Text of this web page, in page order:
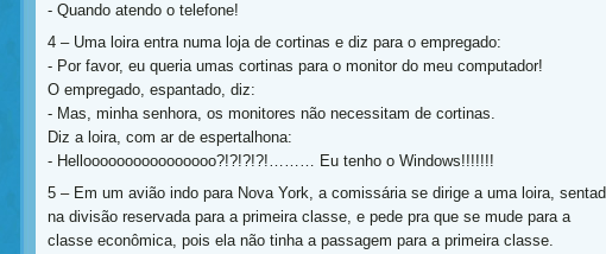
- Quando atendo o telefone!
4 – Uma loira entra numa loja de cortinas e diz para o empregado:
- Por favor, eu queria umas cortinas para o monitor do meu computador!
O empregado, espantado, diz:
- Mas, minha senhora, os monitores não necessitam de cortinas.
Diz a loira, com ar de espertalhona:
- Helloooooooooooooooo?!?!?!?!……… Eu tenho o Windows!!!!!!!
5 – Em um avião indo para Nova York, a comissária se dirige a uma loira,
na divisão reservada para a primeira classe, e pede pra que se mude para a
classe econômica, pois ela não tinha a passagem para a primeira classe.